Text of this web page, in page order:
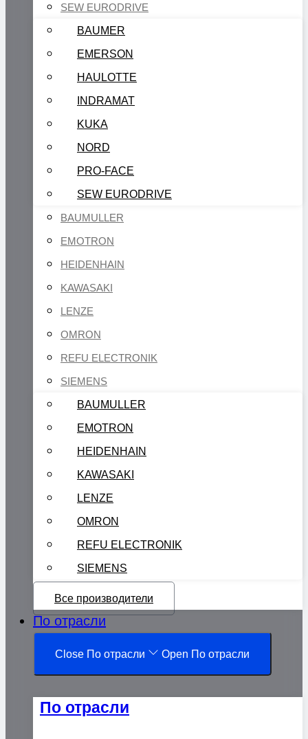
SEW EURODRIVE
BAUMER
EMERSON
HAULOTTE
INDRAMAT
KUKA
NORD
PRO-FACE
SEW EURODRIVE
BAUMULLER
EMOTRON
HEIDENHAIN
KAWASAKI
LENZE
OMRON
REFU ELECTRONIK
SIEMENS
BAUMULLER
EMOTRON
HEIDENHAIN
KAWASAKI
LENZE
OMRON
REFU ELECTRONIK
SIEMENS
Все производители
По отрасли
Close По отрасли Open По отрасли
По отрасли